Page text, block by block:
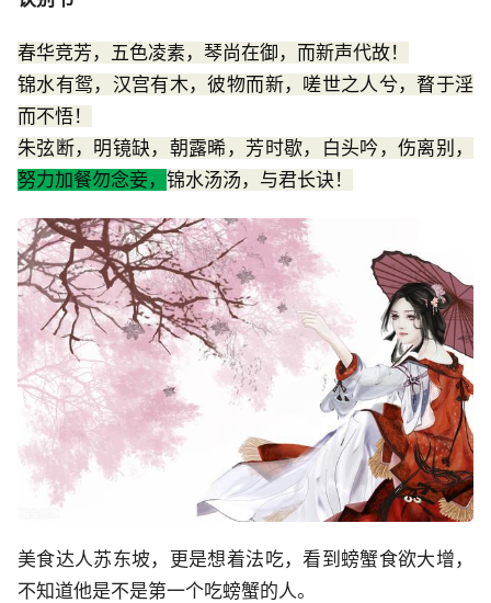
春华竞芳，五色凌素，琴尚在御，而新声代故！
锦水有鸳，汉宫有木，彼物而新，嗟世之人兮，瞀于淫
而不悟！
朱弦断，明镜缺，朝露晞，芳时歇，白头吟，伤离别，
努力加餐勿念妾， 锦水汤汤，与君长诀！
美食达人苏东坡，更是想着法吃，看到螃蟹食欲大增，
不知道他是不是第一个吃螃蟹的人。